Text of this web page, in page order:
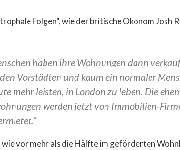
Folgen“, wie der britische Ökonom Josh
haben ihre Wohnungen dann
Vorstädten und kaum ein normaler
mehr leisten, in London zu leben. Die
werden jetzt von Immobilien-
wie vor mehr als die Hälfte im geförderten